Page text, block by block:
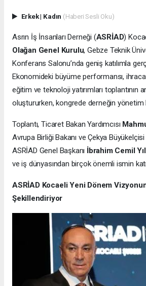
Erkek| Kadın (Haberi Sesli Oku)
Asrın İş İnsanları Derneği (ASRİAD)
Olağan Genel Kurulu, Gebze Teknik
Konferans Salonu’nda geniş katılımla
Ekonomideki büyüme performansı,
eğitim ve teknoloji yatırımları toplantının
oluştururken, kongrede derneğin yönetim
Toplantı, Ticaret Bakan Yardımcısı
Avrupa Birliği Bakanı ve Çekya Büyükelçisi
ASRİAD Genel Başkanı İbrahim Cemil
ve iş dünyasından birçok önemli ismin
ASRİAD Kocaeli Yeni Dönem
Şekillendiriyor